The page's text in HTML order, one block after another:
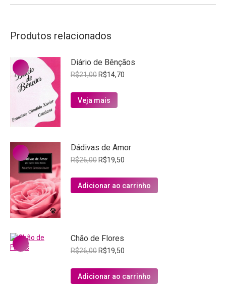
Produtos relacionados
Diário de Bênçãos
R$21,00O
original
era:
R$14,70
Veja mais
Dádivas de Amor
R$26,00O
original
era:
R$19,50
atual
é:
Adicionar ao carrinho
Chão de Flores
R$26,00O
original
era:
R$19,50
atual
é:
Adicionar ao carrinho